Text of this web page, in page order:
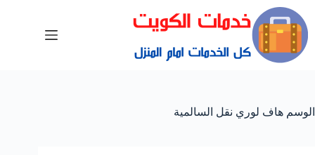
الوسم هاف لوري نقل السالمية